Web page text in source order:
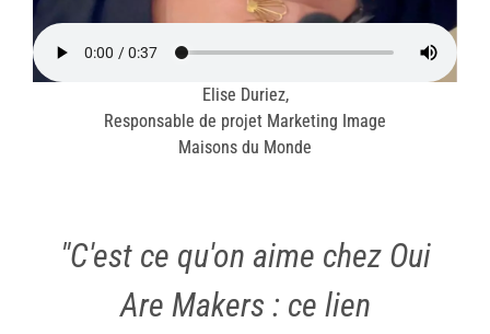
Elise Duriez,
Responsable de projet Marketing Image
Maisons du Monde
"C'est ce qu'on aime chez Oui
Are Makers : ce lien